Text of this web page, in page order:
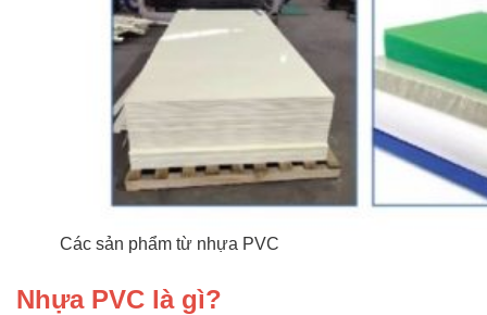
Các sản phẩm từ nhựa PVC
Nhựa PVC là gì?